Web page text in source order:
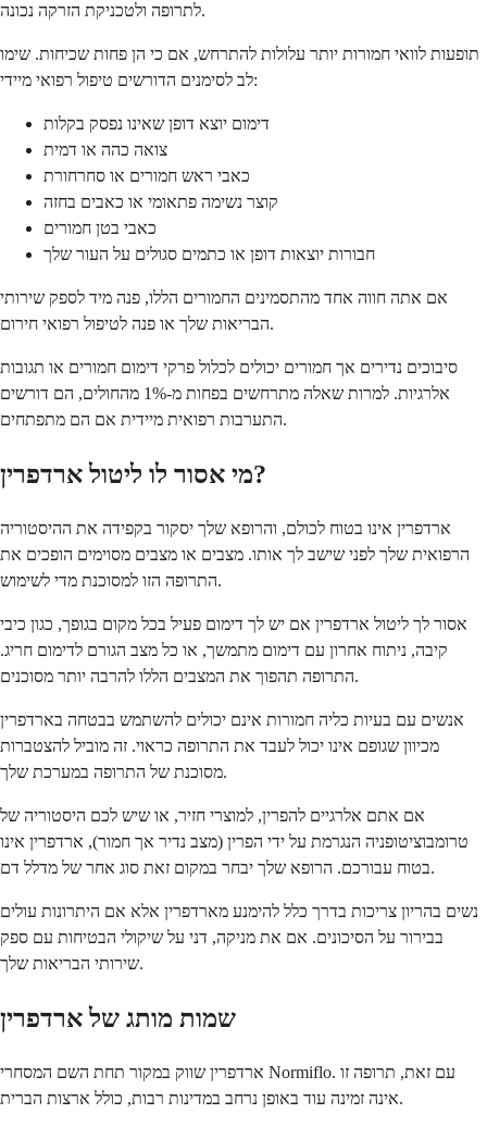
לתרופה ולטכניקת הזרקה נכונה.
תופעות לוואי חמורות יותר עלולות להתרחש, אם כי הן פחות שכיחות. שימו
לב לסימנים הדורשים טיפול רפואי מיידי:
דימום יוצא דופן שאינו נפסק בקלות
צואה כהה או דמית
כאבי ראש חמורים או סחרחורת
קוצר נשימה פתאומי או כאבים בחזה
כאבי בטן חמורים
חבורות יוצאות דופן או כתמים סגולים על העור שלך
אם אתה חווה אחד מהתסמינים החמורים הללו, פנה מיד לספק שירותי
הבריאות שלך או פנה לטיפול רפואי חירום.
סיבוכים נדירים אך חמורים יכולים לכלול פרקי דימום חמורים או תגובות
אלרגיות. למרות שאלה מתרחשים בפחות מ-1% מהחולים, הם דורשים
התערבות רפואית מיידית אם הם מתפתחים.
מי אסור לו ליטול ארדפרין?
ארדפרין אינו בטוח לכולם, והרופא שלך יסקור בקפידה את ההיסטוריה
הרפואית שלך לפני שישב לך אותו. מצבים או מצבים מסוימים הופכים את
התרופה הזו למסוכנת מדי לשימוש.
אסור לך ליטול ארדפרין אם יש לך דימום פעיל בכל מקום בגופך, כגון כיבי
קיבה, ניתוח אחרון עם דימום מתמשך, או כל מצב הגורם לדימום חריג.
התרופה תהפוך את המצבים הללו להרבה יותר מסוכנים.
אנשים עם בעיות כליה חמורות אינם יכולים להשתמש בבטחה בארדפרין
מכיוון שגופם אינו יכול לעבד את התרופה כראוי. זה מוביל להצטברות
מסוכנת של התרופה במערכת שלך.
אם אתם אלרגיים להפרין, למוצרי חזיר, או שיש לכם היסטוריה של
טרומבוציטופניה הנגרמת על ידי הפרין (מצב נדיר אך חמור), ארדפרין אינו
בטוח עבורכם. הרופא שלך יבחר במקום זאת סוג אחר של מדלל דם.
נשים בהריון צריכות בדרך כלל להימנע מארדפרין אלא אם היתרונות עולים
בבירור על הסיכונים. אם את מניקה, דני על שיקולי הבטיחות עם ספק
שירותי הבריאות שלך.
שמות מותג של ארדפרין
ארדפרין שווק במקור תחת השם המסחרי Normiflo. עם זאת, תרופה זו
אינה זמינה עוד באופן נרחב במדינות רבות, כולל ארצות הברית.